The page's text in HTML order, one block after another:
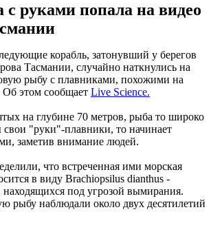
с руками попала на видео
корабль, затонувший у берегов
Тасмании, случайно наткнулись на
рыбу с плавниками, похожими на
Об этом сообщает Live Science.
на глубине 70 метров, рыба то широко
свои "руки"-плавники, то начинает
заметив внимание людей.
что встреченная ими морская
в виду Brachiopsilus dianthus -
под угрозой вымирания.
рыбу наблюдали около двух десятилетий